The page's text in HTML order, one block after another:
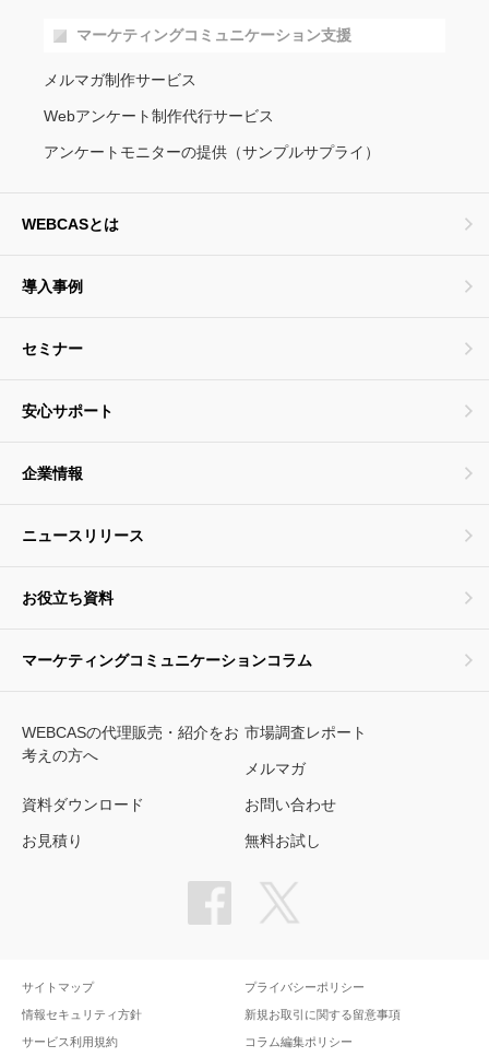
マーケティングコミュニケーション支援
メルマガ制作サービス
Webアンケート制作代行サービス
アンケートモニターの提供（サンプルサプライ）
WEBCASとは
導入事例
セミナー
安心サポート
企業情報
ニュースリリース
お役立ち資料
マーケティングコミュニケーションコラム
WEBCASの代理販売・紹介をお
考えの方へ
市場調査レポート
メルマガ
資料ダウンロード お問い合わせ
お見積り 無料お試し
サイトマップ プライバシーポリシー
情報セキュリティ方針 新規お取引に関する留意事項
サービス利用規約 コラム編集ポリシー